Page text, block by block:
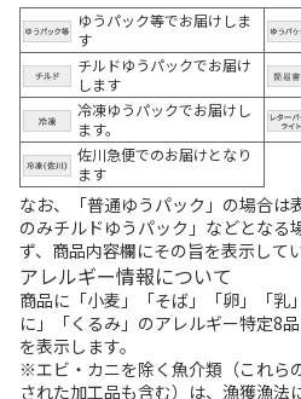
ゆうパック等でお届けしま
す
チルドゆうパックでお届け
します
冷凍ゆうパックでお届けし
ます。
佐川急便でのお届けとなり
ます
なお、「普通ゆうパック」の場合は
のみチルドゆうパック」などとなる
ず、商品内容欄にその旨を表示してい
アレルギー情報について
商品に「小麦」「そば」「卵」「乳
に」「くるみ」のアレルギー特定8
を表示します。
※エビ・カニを除く魚介類（これら
された加工品も含む）は、漁獲漁法